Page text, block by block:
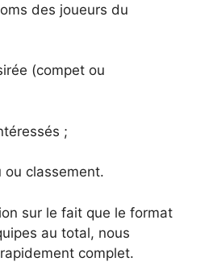
des joueurs du
(compet ou
;
classement.
sur le fait que le format
au total, nous
complet.